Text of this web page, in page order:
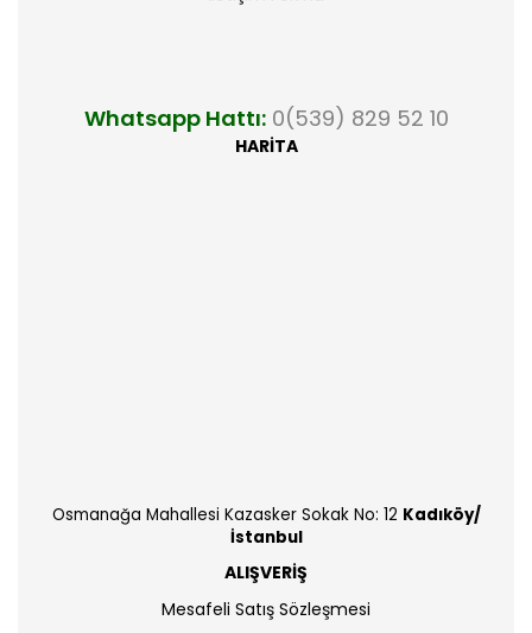
Whatsapp Hattı: 0(539) 829 52 10
HARİTA
Osmanağa Mahallesi Kazasker Sokak No: 12 Kadıköy/
İstanbul
ALIŞVERİŞ
Mesafeli Satış Sözleşmesi